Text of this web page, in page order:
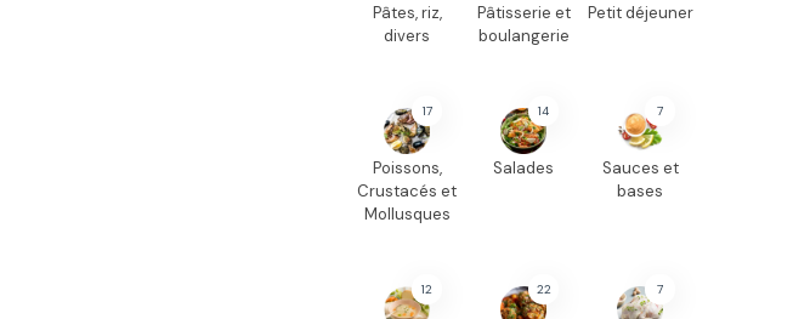
Pâtes, riz,
divers
Pâtisserie et
boulangerie
Petit déjeuner
17
Poissons,
Crustacés et
Mollusques
14
Salades
7
Sauces et
bases
12 22 7